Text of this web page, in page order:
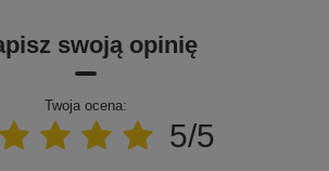
nadaje strefie kąpielowej
a także jest przyjemne w
większe bezpieczeństwo
swoją opinię
Twoja ocena:
5/5